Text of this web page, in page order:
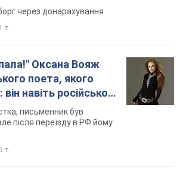
через донарахування
т.
Оксана Вояж
поета, якого
навіть російської
хоче геноциду
письменник був
після переїзду в РФ йому
т.